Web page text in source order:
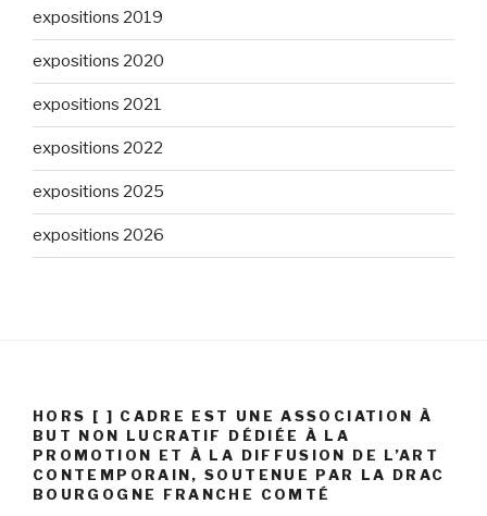
expositions 2019
expositions 2020
expositions 2021
expositions 2022
expositions 2025
expositions 2026
HORS [ ] CADRE EST UNE ASSOCIATION À
BUT NON LUCRATIF DÉDIÉE À LA
PROMOTION ET À LA DIFFUSION DE L’ART
CONTEMPORAIN, SOUTENUE PAR LA DRAC
BOURGOGNE FRANCHE COMTÉ